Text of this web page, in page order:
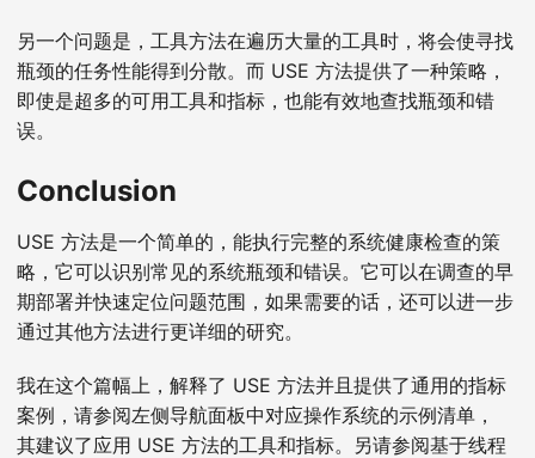
另一个问题是，工具方法在遍历大量的工具时，将会使寻找
瓶颈的任务性能得到分散。而 USE 方法提供了一种策略，
即使是超多的可用工具和指标，也能有效地查找瓶颈和错
误。
Conclusion
USE 方法是一个简单的，能执行完整的系统健康检查的策
略，它可以识别常见的系统瓶颈和错误。它可以在调查的早
期部署并快速定位问题范围，如果需要的话，还可以进一步
通过其他方法进行更详细的研究。
我在这个篇幅上，解释了 USE 方法并且提供了通用的指标
案例，请参阅左侧导航面板中对应操作系统的示例清单，
其建议了应用 USE 方法的工具和指标。另请参阅基于线程